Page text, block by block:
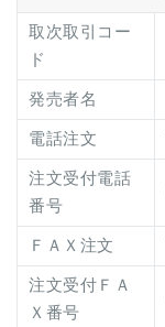
取次取引コー
ド
発売者名
電話注文
注文受付電話
番号
ＦＡＸ注文
注文受付ＦＡ
Ｘ番号